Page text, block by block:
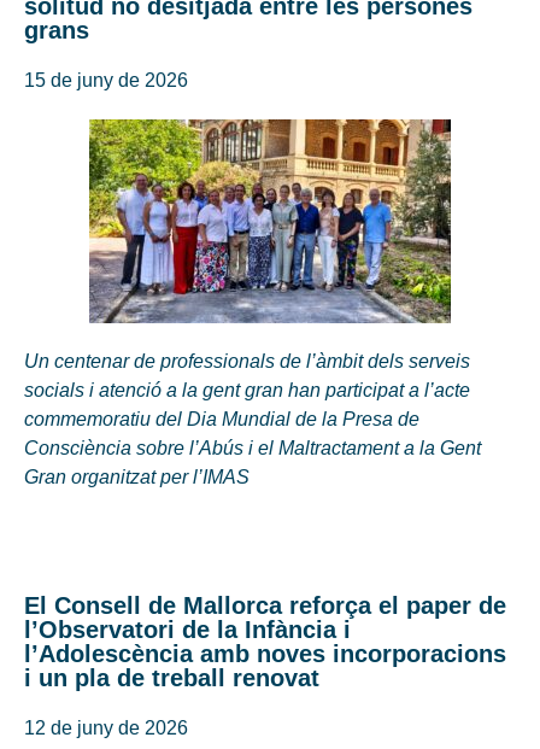
solitud no desitjada entre les persones
grans
15 de juny de 2026
Un centenar de professionals de l’àmbit dels serveis
socials i atenció a la gent gran han participat a l’acte
commemoratiu del Dia Mundial de la Presa de
Consciència sobre l’Abús i el Maltractament a la Gent
Gran organitzat per l’IMAS
El Consell de Mallorca reforça el paper de
l’Observatori de la Infància i
l’Adolescència amb noves incorporacions
i un pla de treball renovat
12 de juny de 2026